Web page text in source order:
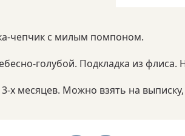
чепчик с милым помпоном.
голубой. Подкладка из
х месяцев. Можно взять на